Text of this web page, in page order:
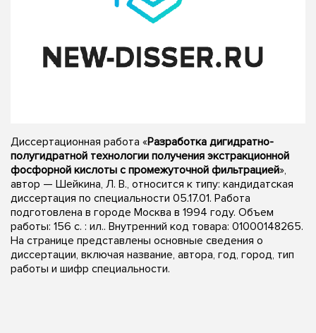
Диссертационная работа «Разработка дигидратно-
полугидратной технологии получения экстракционной
фосфорной кислоты с промежуточной фильтрацией»,
автор — Шейкина, Л. В., относится к типу: кандидатская
диссертация по специальности 05.17.01. Работа
подготовлена в городе Москва в 1994 году. Объем
работы: 156 с. : ил.. Внутренний код товара: 01000148265.
На странице представлены основные сведения о
диссертации, включая название, автора, год, город, тип
работы и шифр специальности.